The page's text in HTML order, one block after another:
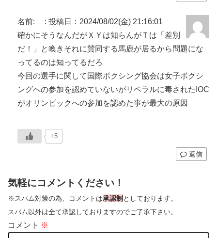
名前: : 投稿日：2024/08/02(金) 21:16:01
確かにそうなんだがＸＹは知らんがＴは「差別
だ！」と喚きそれに賛同する馬鹿が居るから問題にな
ってるのは知ってるだろ
今回の選手に関して国際ボクシング協会は女子ボクシ
ングへの参加を認めていないがリベラルに毒されたIOC
がオリンピックへの参加を認めた事が最大の原因
+5
返信
気軽にコメントください！
※スパム対策の為、コメントは承認制 としております。
スパム以外は全て承認しておりますのでご了承下さい。
コメント ※